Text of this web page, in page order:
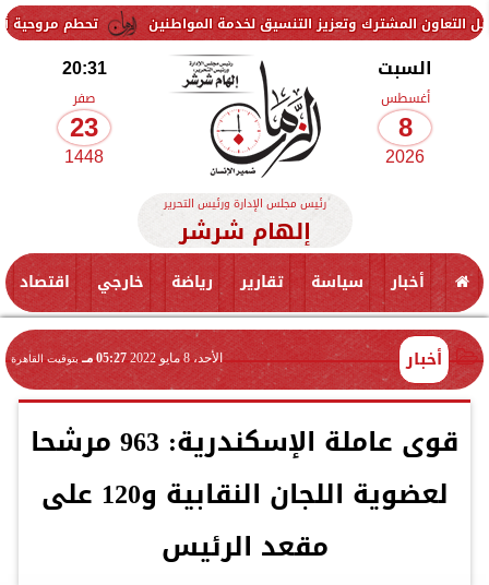
تحطم مروحية أثناء مكافحة وتعزيز التنسيق لخدمة المواطنين
السبت
أغسطس
8
2026
20:31
صفر
23
1448
رئيس مجلس الإدارة ورئيس التحرير
إلهام شرشر
أخبار سياسة تقارير رياضة خارجي اقتصاد
أخبار الأحد، 8 مايو 2022 05:27 مـ بتوقيت القاهرة
قوى عاملة الإسكندرية: 963 مرشحا
لعضوية اللجان النقابية و120 على
مقعد الرئيس